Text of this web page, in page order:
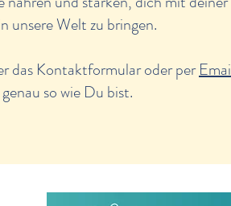
unsere Welt zu bringen.
das Kontaktformular oder per
so wie Du bist.